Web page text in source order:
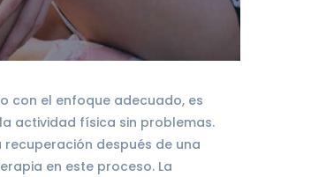
con el enfoque adecuado, es
actividad física sin problemas.
después de una
en este proceso. La